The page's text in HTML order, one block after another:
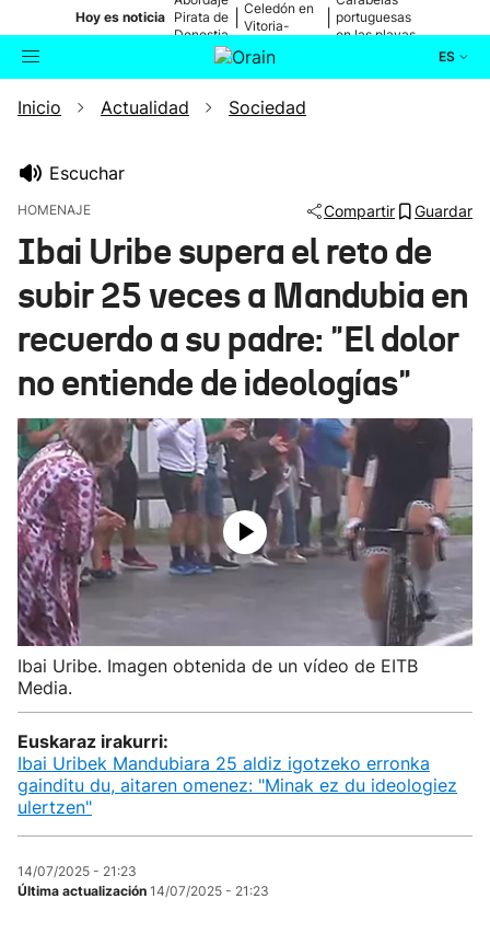
Hoy es noticia Pirata de
Donostia
Celedón en
Vitoria-
portuguesas
en las playas
ES
Buscador Actualidad
Ikusmiran
Eguraldia
Inicio Actualidad Sociedad
Escuchar
HOMENAJE Compartir Guardar
Ibai Uribe supera el reto de
subir 25 veces a Mandubia en
recuerdo a su padre: "El dolor
no entiende de ideologías"
Ibai Uribe. Imagen obtenida de un vídeo de EITB
Media.
Euskaraz irakurri:
Ibai Uribek Mandubiara 25 aldiz igotzeko erronka
gainditu du, aitaren omenez: "Minak ez du ideologiez
ulertzen"
14/07/2025 - 21:23
Última actualización 14/07/2025 - 21:23